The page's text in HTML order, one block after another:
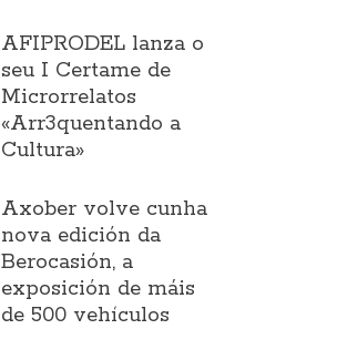
AFIPRODEL lanza o
seu I Certame de
Microrrelatos
«Arr3quentando a
Cultura»
Axober volve cunha
nova edición da
Berocasión, a
exposición de máis
de 500 vehículos